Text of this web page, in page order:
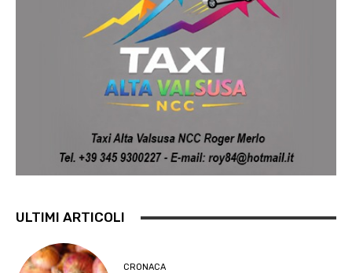
ULTIMI ARTICOLI
CRONACA